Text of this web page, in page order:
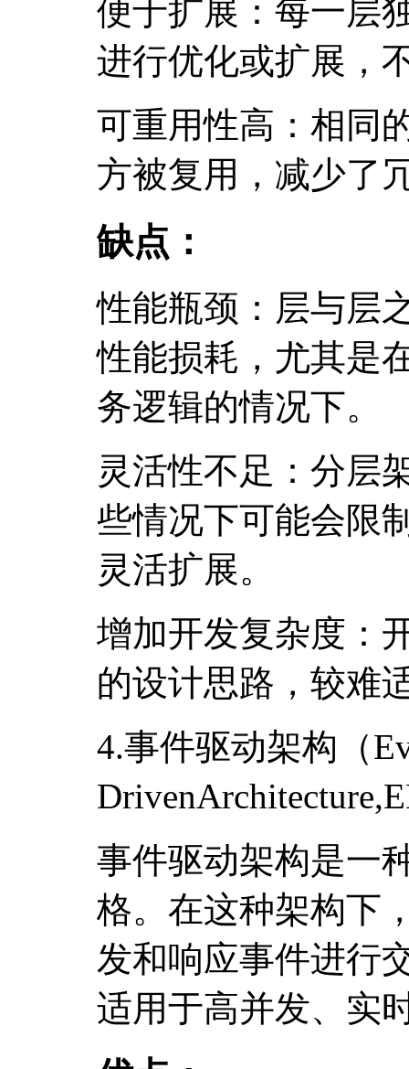
便于扩展：每一层
进行优化或扩展，
可重用性高：相同
方被复用，减少了
缺点：
性能瓶颈：层与层
性能损耗，尤其是
务逻辑的情况下。
灵活性不足：分层
些情况下可能会限
灵活扩展。
增加开发复杂度：
的设计思路，较难
4.事件驱动架构（
事件驱动架构是一
格。在这种架构下
发和响应事件进行
适用于高并发、实